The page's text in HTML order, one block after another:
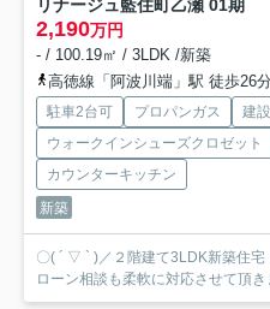
リナージュ藍住町乙瀬 01期
2,190万円
- / 100.19㎡ / 3LDK /新築
高徳線「阿波川端」駅 徒歩26
駐車2台可 プロパンガス
建
ウォークインシューズクロゼット
カウンターキッチン
新築
〇( ´ ▽ ` )／２階建て3LDK新築住